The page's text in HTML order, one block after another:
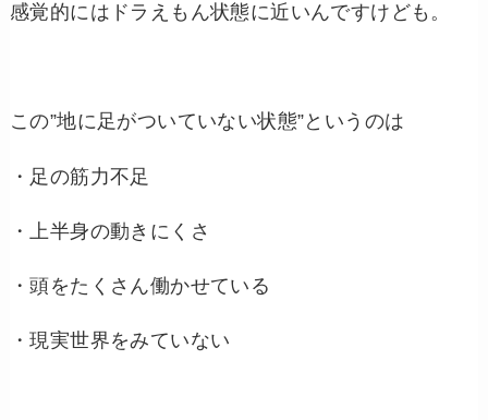
感覚的にはドラえもん状態に近いんですけども。
この”地に足がついていない状態”というのは
・足の筋力不足
・上半身の動きにくさ
・頭をたくさん働かせている
・現実世界をみていない